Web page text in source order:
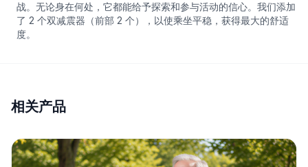
战。无论身在何处，它都能给予探索和参与活动的信心。我们添加
了 2 个双减震器（前部 2 个），以使乘坐平稳，获得最大的舒适
度。
相关产品